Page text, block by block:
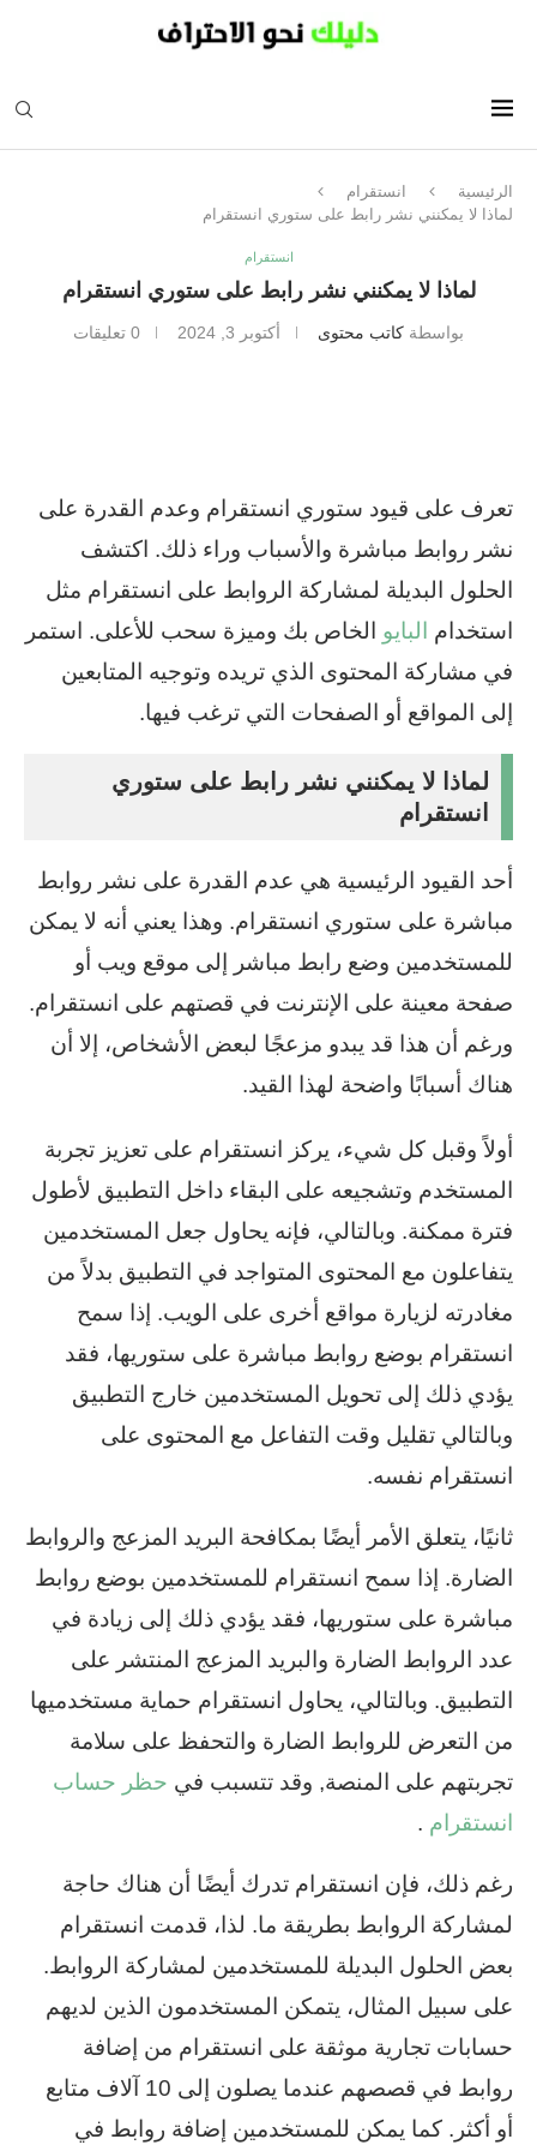
الرئيسية
انستقرام
لماذا لا يمكنني نشر رابط على ستوري انستقرام
انستقرام
لماذا لا يمكنني نشر رابط على ستوري انستقرام
بواسطة كاتب محتوى أكتوبر 3, 2024 0 تعليقات
تعرف على قيود ستوري انستقرام وعدم القدرة على
نشر روابط مباشرة والأسباب وراء ذلك. اكتشف
الحلول البديلة لمشاركة الروابط على انستقرام مثل
استخدام
البايو الخاص بك وميزة سحب للأعلى. استمر
في مشاركة المحتوى الذي تريده وتوجيه المتابعين
إلى المواقع أو الصفحات التي ترغب فيها.
لماذا لا يمكنني نشر رابط على ستوري
انستقرام
أحد القيود الرئيسية هي عدم القدرة على نشر روابط
مباشرة على ستوري انستقرام. وهذا يعني أنه لا يمكن
للمستخدمين وضع رابط مباشر إلى موقع ويب أو
صفحة معينة على الإنترنت في قصتهم على انستقرام.
ورغم أن هذا قد يبدو مزعجًا لبعض الأشخاص، إلا أن
هناك أسبابًا واضحة لهذا القيد.
أولاً وقبل كل شيء، يركز انستقرام على تعزيز تجربة
المستخدم وتشجيعه على البقاء داخل التطبيق لأطول
فترة ممكنة. وبالتالي، فإنه يحاول جعل المستخدمين
يتفاعلون مع المحتوى المتواجد في التطبيق بدلاً من
مغادرته لزيارة مواقع أخرى على الويب. إذا سمح
انستقرام بوضع روابط مباشرة على ستوريها، فقد
يؤدي ذلك إلى تحويل المستخدمين خارج التطبيق
وبالتالي تقليل وقت التفاعل مع المحتوى على
انستقرام نفسه.
ثانيًا، يتعلق الأمر أيضًا بمكافحة البريد المزعج والروابط
الضارة. إذا سمح انستقرام للمستخدمين بوضع روابط
مباشرة على ستوريها، فقد يؤدي ذلك إلى زيادة في
عدد الروابط الضارة والبريد المزعج المنتشر على
التطبيق. وبالتالي، يحاول انستقرام حماية مستخدميها
من التعرض للروابط الضارة والتحفظ على سلامة
تجربتهم على المنصة, وقد تتسبب في حظر حساب
انستقرام .
رغم ذلك، فإن انستقرام تدرك أيضًا أن هناك حاجة
لمشاركة الروابط بطريقة ما. لذا، قدمت انستقرام
بعض الحلول البديلة للمستخدمين لمشاركة الروابط.
على سبيل المثال، يتمكن المستخدمون الذين لديهم
حسابات تجارية موثقة على انستقرام من إضافة
روابط في قصصهم عندما يصلون إلى 10 آلاف متابع
أو أكثر. كما يمكن للمستخدمين إضافة روابط في